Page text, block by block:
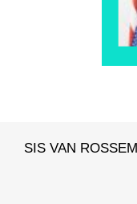
SIS VAN ROSSEM